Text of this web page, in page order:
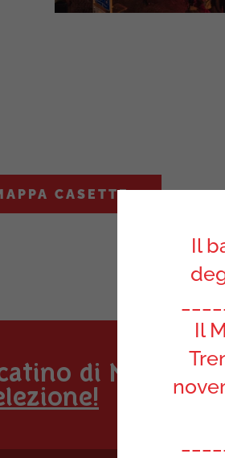
CASETTE
di Natale
Il
Il